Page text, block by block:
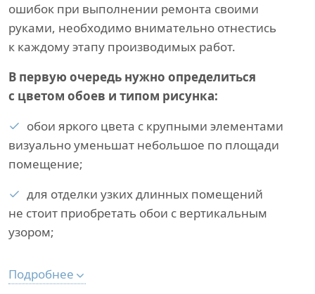
ошибок при выполнении ремонта своими
руками, необходимо внимательно отнестись
к каждому этапу производимых работ.
В первую очередь нужно определиться
с цветом обоев и типом рисунка:
обои яркого цвета с крупными элементами
визуально уменьшат небольшое по площади
помещение;
для отделки узких длинных помещений
не стоит приобретать обои с вертикальным
узором;
Подробнее